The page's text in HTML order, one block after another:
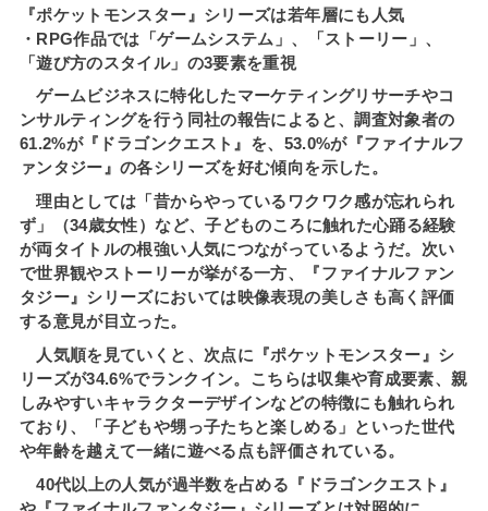
『ポケットモンスター』シリーズは若年層にも人気
・RPG作品では「ゲームシステム」、「ストーリー」、
「遊び方のスタイル」の3要素を重視
ゲームビジネスに特化したマーケティングリサーチやコ
ンサルティングを行う同社の報告によると、調査対象者の
61.2%が『ドラゴンクエスト』を、53.0%が『ファイナルフ
ァンタジー』の各シリーズを好む傾向を示した。
理由としては「昔からやっているワクワク感が忘れられ
ず」（34歳女性）など、子どものころに触れた心踊る経験
が両タイトルの根強い人気につながっているようだ。次い
で世界観やストーリーが挙がる一方、『ファイナルファン
タジー』シリーズにおいては映像表現の美しさも高く評価
する意見が目立った。
人気順を見ていくと、次点に『ポケットモンスター』シ
リーズが34.6%でランクイン。こちらは収集や育成要素、親
しみやすいキャラクターデザインなどの特徴にも触れられ
ており、「子どもや甥っ子たちと楽しめる」といった世代
や年齢を越えて一緒に遊べる点も評価されている。
40代以上の人気が過半数を占める『ドラゴンクエスト』